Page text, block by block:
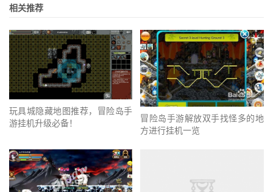
相关推荐
玩具城隐藏地图推荐，冒险岛手
游挂机升级必备！
冒险岛手游解放双手找怪多的地
方进行挂机一览